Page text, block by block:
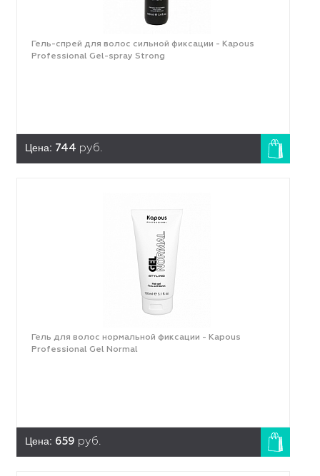
Гель-спрей для волос сильной фиксации - Kapous
Professional Gel-spray Strong
Цена: 744 руб.
Гель для волос нормальной фиксации - Kapous
Professional Gel Normal
Цена: 659 руб.